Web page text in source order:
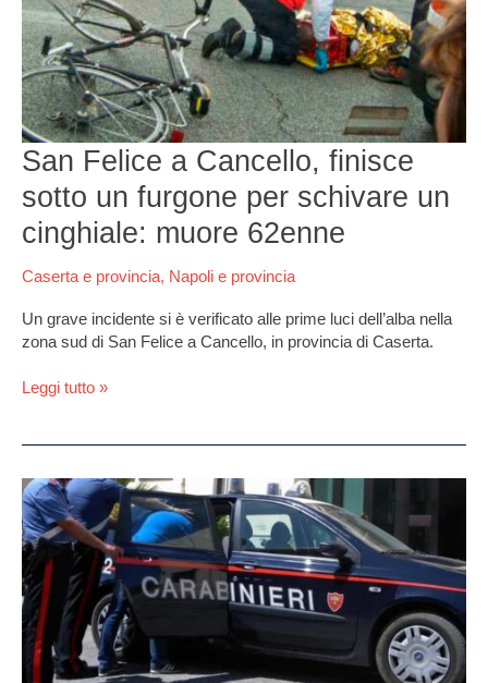
San Felice a Cancello, finisce
sotto un furgone per schivare un
cinghiale: muore 62enne
Caserta e provincia, Napoli e provincia
Un grave incidente si è verificato alle prime luci dell’alba nella
zona sud di San Felice a Cancello, in provincia di Caserta.
finisce
sotto
un
furgone
per
schivare
un
cinghiale:
muore
62enne
Leggi tutto »
Pomigliano,
rissa
finita
in
tragedia:
51enne
ucciso
calci